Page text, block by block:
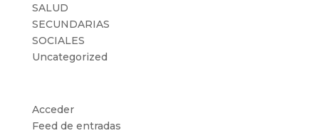
SALUD
SECUNDARIAS
SOCIALES
Uncategorized
Acceder
Feed de entradas